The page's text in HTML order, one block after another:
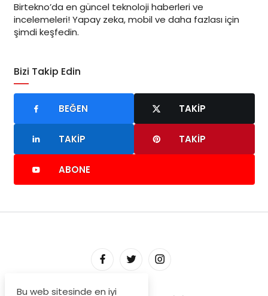
Birtekno’da en güncel teknoloji haberleri ve
incelemeleri! Yapay zeka, mobil ve daha fazlası için
şimdi keşfedin.
Bizi Takip Edin
BEĞEN TAKIP
TAKIP TAKIP
ABONE
Bu web sitesinde en iyi